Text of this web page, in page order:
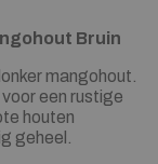
Bruin
mangohout.
een rustige
houten
geheel.